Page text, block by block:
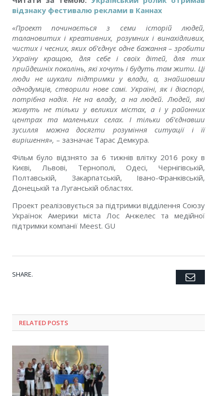
відзнаку фестивалю реклами в Каннах
«Проект починається з семи історій людей,
талановитих і креативних, розумних і винахідливих,
чистих і чесних, яких об’єднує одне бажання – зробити
Україну кращою, для себе і своїх дітей, для тих
прийдешніх поколінь, які хочуть і будуть там жити. Ці
люди не шукали підтримки у влади, а, знайшовши
однодумців, створили нове самі. Україні, як і діаспорі,
потрібна надія. Не на владу, а на людей. Людей, які
живуть не тільки у великих містах, а і у районних
центрах та маленьких селах. І тільки об’єднавши
зусилля можна досягти розуміння ситуації і її
вирішення», – зазначає Тарас Демкура.
Фільм було відзнято за 6 тижнів влітку 2016 року в
Києві, Львові, Тернополі, Одесі, Чернігівській,
Полтавській, Закарпатській, Івано-Франківській,
Донецькій та Луганській областях.
Проект реалізовується за підтримки відділення Союзу
Українок Америки міста Лос Анжелес та медійної
підтримки компанії Meest. GU
SHARE. Twitter
Facebook
Google+
Pinterest
LinkedIn
Tumblr
RELATED POSTS